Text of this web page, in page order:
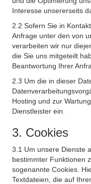
Interesse unsererseits
2.2 Sofern Sie in
Anfrage unter den von
verarbeiten wir nur
die Sie uns mitgeteilt
Beantwortung Ihrer
2.3 Um die in dieser
Hosting und zur
Dienstleister ein.
3. Cookies
3.1 Um unsere Dienste
bestimmter Funktionen
sogenannte Cookies.
Textdateien, die auf